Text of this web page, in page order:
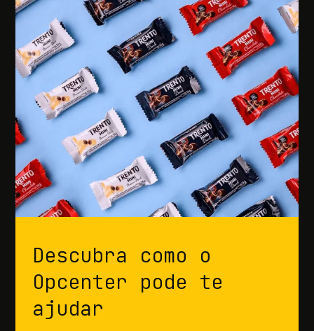
Descubra como o
Opcenter pode te
ajudar